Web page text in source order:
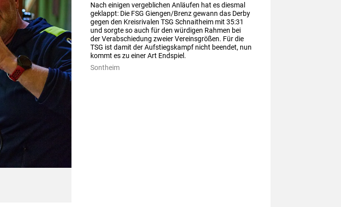
Nach einigen vergeblichen Anläufen hat es diesmal
geklappt: Die FSG Giengen/Brenz gewann das Derby
gegen den Kreisrivalen TSG Schnaitheim mit 35:31
und sorgte so auch für den würdigen Rahmen bei
der Verabschiedung zweier Vereinsgrößen. Für die
TSG ist damit der Aufstiegskampf nicht beendet, nun
kommt es zu einer Art Endspiel.
Sontheim